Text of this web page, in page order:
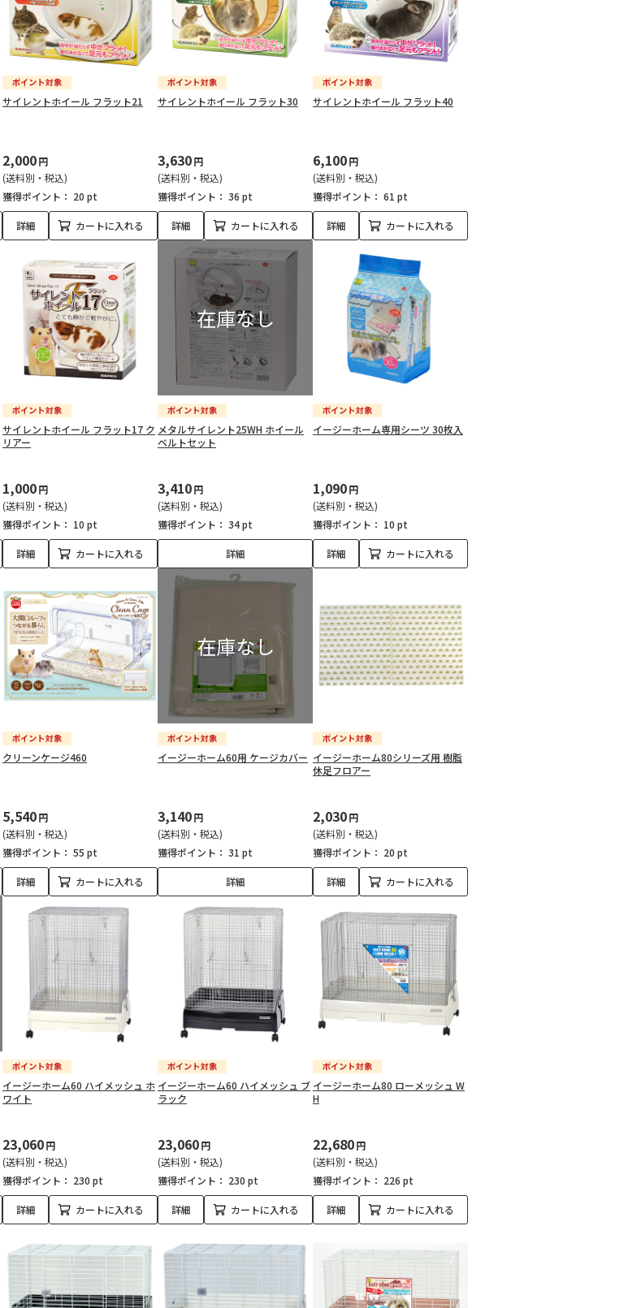
サイレントホイール フラット21
2,000円
(送料別・税込)
獲得ポイント： 20 pt
詳細 カートに入れる
サイレントホイール フラット30
3,630円
(送料別・税込)
獲得ポイント： 36 pt
詳細 カートに入れる
サイレントホイール フラット40
6,100円
(送料別・税込)
獲得ポイント： 61 pt
詳細 カートに入れる
サイレントホイール フラット17 ク
リアー
1,000円
(送料別・税込)
獲得ポイント： 10 pt
詳細 カートに入れる
メタルサイレント25WH ホイール
ベルトセット
3,410円
(送料別・税込)
獲得ポイント： 34 pt
詳細
イージーホーム専用シーツ 30枚入
1,090円
(送料別・税込)
獲得ポイント： 10 pt
詳細 カートに入れる
クリーンケージ460
5,540円
(送料別・税込)
獲得ポイント： 55 pt
詳細 カートに入れる
イージーホーム60用 ケージカバー
3,140円
(送料別・税込)
獲得ポイント： 31 pt
詳細
イージーホーム80シリーズ用 樹脂
休足フロアー
2,030円
(送料別・税込)
獲得ポイント： 20 pt
詳細 カートに入れる
イージーホーム60 ハイメッシュ ホ
ワイト
23,060円
(送料別・税込)
獲得ポイント： 230 pt
詳細 カートに入れる
イージーホーム60 ハイメッシュ ブ
ラック
23,060円
(送料別・税込)
獲得ポイント： 230 pt
詳細 カートに入れる
イージーホーム80 ローメッシュ W
H
22,680円
(送料別・税込)
獲得ポイント： 226 pt
詳細 カートに入れる